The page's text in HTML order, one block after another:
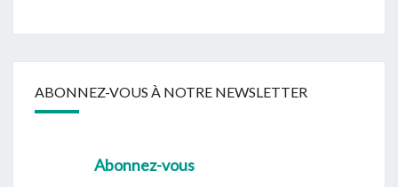
ABONNEZ-VOUS À NOTRE NEWSLETTER
Abonnez-vous